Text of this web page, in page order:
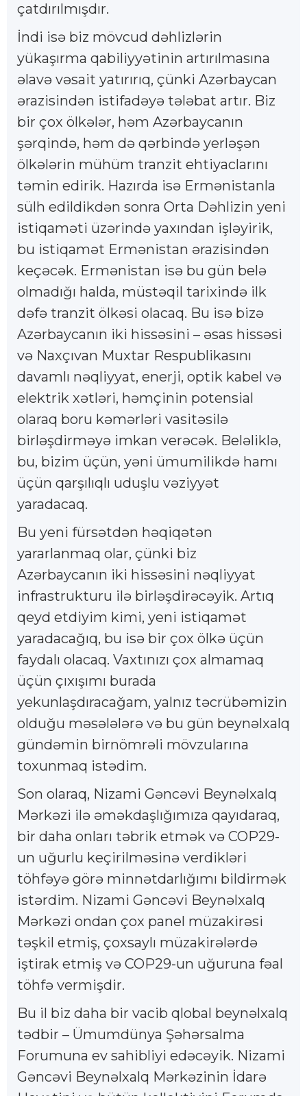
çatdırılmışdır.
İndi isə biz mövcud dəhlizlərin
yükaşırma qabiliyyətinin artırılmasına
əlavə vəsait yatırırıq, çünki Azərbaycan
ərazisindən istifadəyə tələbat artır. Biz
bir çox ölkələr, həm Azərbaycanın
şərqində, həm də qərbində yerləşən
ölkələrin mühüm tranzit ehtiyaclarını
təmin edirik. Hazırda isə Ermənistanla
sülh edildikdən sonra Orta Dəhlizin yeni
istiqaməti üzərində yaxından işləyirik,
bu istiqamət Ermənistan ərazisindən
keçəcək. Ermənistan isə bu gün belə
olmadığı halda, müstəqil tarixində ilk
dəfə tranzit ölkəsi olacaq. Bu isə bizə
Azərbaycanın iki hissəsini – əsas hissəsi
və Naxçıvan Muxtar Respublikasını
davamlı nəqliyyat, enerji, optik kabel və
elektrik xətləri, həmçinin potensial
olaraq boru kəmərləri vasitəsilə
birləşdirməyə imkan verəcək. Beləliklə,
bu, bizim üçün, yəni ümumilikdə hamı
üçün qarşılıqlı uduşlu vəziyyət
yaradacaq.
Bu yeni fürsətdən həqiqətən
yararlanmaq olar, çünki biz
Azərbaycanın iki hissəsini nəqliyyat
infrastrukturu ilə birləşdirəcəyik. Artıq
qeyd etdiyim kimi, yeni istiqamət
yaradacağıq, bu isə bir çox ölkə üçün
faydalı olacaq. Vaxtınızı çox almamaq
üçün çıxışımı burada
yekunlaşdıracağam, yalnız təcrübəmizin
olduğu məsələlərə və bu gün beynəlxalq
gündəmin birnömrəli mövzularına
toxunmaq istədim.
Son olaraq, Nizami Gəncəvi Beynəlxalq
Mərkəzi ilə əməkdaşlığımıza qayıdaraq,
bir daha onları təbrik etmək və COP29-
un uğurlu keçirilməsinə verdikləri
töhfəyə görə minnətdarlığımı bildirmək
istərdim. Nizami Gəncəvi Beynəlxalq
Mərkəzi ondan çox panel müzakirəsi
təşkil etmiş, çoxsaylı müzakirələrdə
iştirak etmiş və COP29-un uğuruna fəal
töhfə vermişdir.
Bu il biz daha bir vacib qlobal beynəlxalq
tədbir – Ümumdünya Şəhərsalma
Forumuna ev sahibliyi edəcəyik. Nizami
Gəncəvi Beynəlxalq Mərkəzinin İdarə